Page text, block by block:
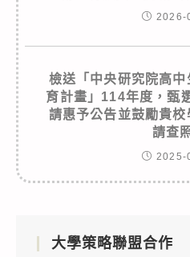
2026-
檢送「中央研究院高
育計畫」114年度，甄
請惠予公告並鼓勵貴校
請查
2025-
大學策略聯盟合作